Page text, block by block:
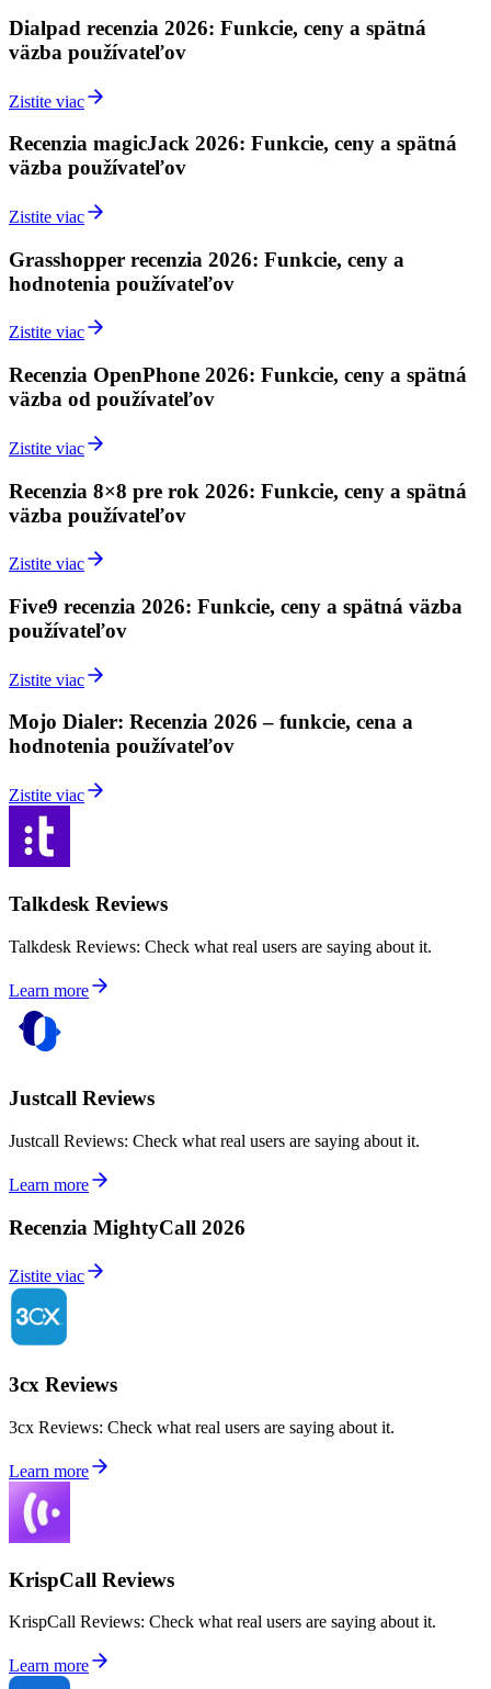
Dialpad recenzia 2026: Funkcie, ceny a spätná
väzba používateľov
Zistite viac
Recenzia magicJack 2026: Funkcie, ceny a spätná
väzba používateľov
Zistite viac
Grasshopper recenzia 2026: Funkcie, ceny a
hodnotenia používateľov
Zistite viac
Recenzia OpenPhone 2026: Funkcie, ceny a spätná
väzba od používateľov
Zistite viac
Recenzia 8×8 pre rok 2026: Funkcie, ceny a spätná
väzba používateľov
Zistite viac
Five9 recenzia 2026: Funkcie, ceny a spätná väzba
používateľov
Zistite viac
Mojo Dialer: Recenzia 2026 – funkcie, cena a
hodnotenia používateľov
Zistite viac
Talkdesk Reviews
Talkdesk Reviews: Check what real users are saying about it.
Learn more
Justcall Reviews
Justcall Reviews: Check what real users are saying about it.
Learn more
Recenzia MightyCall 2026
Zistite viac
3cx Reviews
3cx Reviews: Check what real users are saying about it.
Learn more
KrispCall Reviews
KrispCall Reviews: Check what real users are saying about it.
Learn more